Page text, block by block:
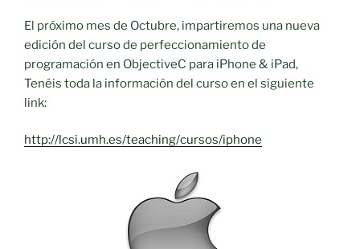
El próximo mes de Octubre, impartiremos una nueva
edición del curso de perfeccionamiento de
programación en ObjectiveC para iPhone & iPad,
Tenéis toda la información del curso en el siguiente
link:
http://lcsi.umh.es/teaching/cursos/iphone